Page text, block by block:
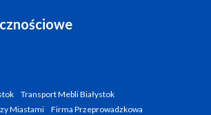
Transport Mebli Białystok
Miastami
Firma Przeprowadzkowa